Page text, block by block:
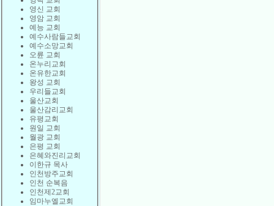
영신 교회
영암 교회
예능 교회
예수사람들교회
예수소망교회
오륜 교회
온누리교회
온유한교회
왕성 교회
우리들교회
울산교회
울산감리교회
유평교회
원일 교회
월광 교회
은평 교회
은혜와진리교회
이한규 목사
인천방주교회
인천 순복음
인천제2교회
임마누엘교회